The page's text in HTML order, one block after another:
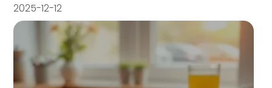
2025-12-12